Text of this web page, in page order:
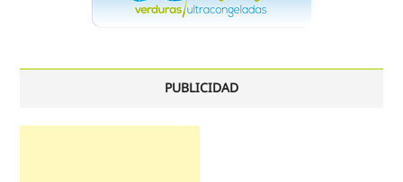
PUBLICIDAD